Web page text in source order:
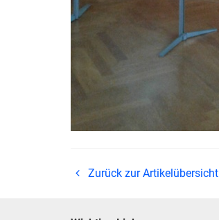
Zurück zur Artikelübersicht